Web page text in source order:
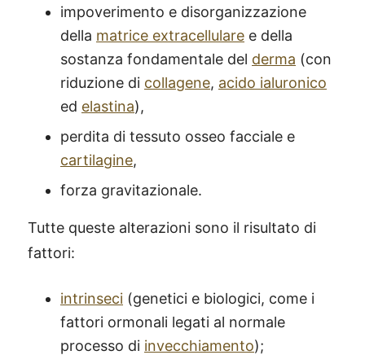
impoverimento e disorganizzazione
della matrice extracellulare e della
sostanza fondamentale del derma (con
riduzione di collagene, acido ialuronico
ed elastina),
perdita di tessuto osseo facciale e
cartilagine,
forza gravitazionale.
Tutte queste alterazioni sono il risultato di
fattori:
intrinseci (genetici e biologici, come i
fattori ormonali legati al normale
processo di invecchiamento);